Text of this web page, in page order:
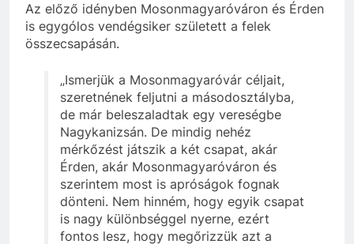
Az előző idényben Mosonmagyaróváron és Érden
is egygólos vendégsiker született a felek
összecsapásán.
„Ismerjük a Mosonmagyaróvár céljait,
szeretnének feljutni a másodosztályba,
de már beleszaladtak egy vereségbe
Nagykanizsán. De mindig nehéz
mérkőzést játszik a két csapat, akár
Érden, akár Mosonmagyaróváron és
szerintem most is apróságok fognak
dönteni. Nem hinném, hogy egyik csapat
is nagy különbséggel nyerne, ezért
fontos lesz, hogy megőrizzük azt a